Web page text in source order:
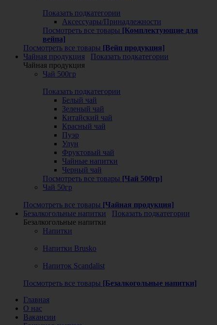
Показать подкатегории
Аксессуары/Принадлежности
Посмотреть все товары [Комплектующие для
вейпа]
Посмотреть все товары [Вейп продукция]
Чайная продукция
Показать подкатегории
Чайная продукция
Чай 500гр
Показать подкатегории
Белый чай
Зеленый чай
Китайский чай
Красный чай
Пуэр
Улун
Фруктовый чай
Чайные напитки
Черный чай
Посмотреть все товары [Чай 500гр]
Чай 50гр
Посмотреть все товары [Чайная продукция]
Безалкогольные напитки
Показать подкатегории
Безалкогольные напитки
Напитки
Напитки Brusko
Напиток Scandalist
Посмотреть все товары [Безалкогольные напитки]
Главная
О нас
Вакансии